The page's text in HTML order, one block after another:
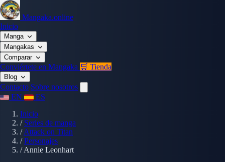
Mangaka.online
Inicio
Manga
Mangakas
Comparar
Conviértete en Mangaka 🛒 Tienda
Blog
Contacto Sobre nosotros
EN
ES
Inicio
/ Series de manga
/ Attack on Titan
/ Personajes
/ Annie Leonhart